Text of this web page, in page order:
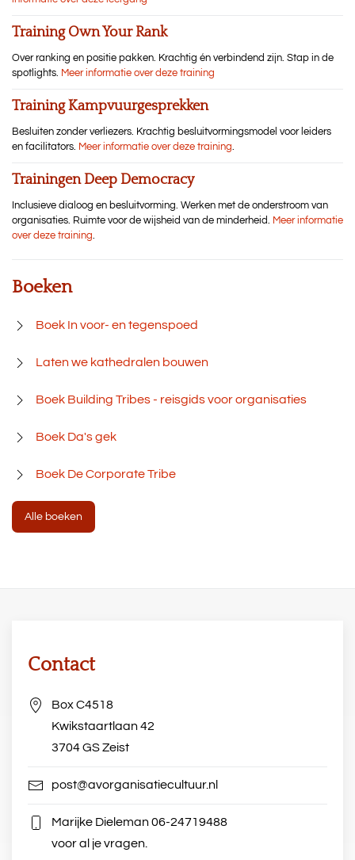
Training Own Your Rank
Over ranking en positie pakken. Krachtig én verbindend zijn. Stap in de
spotlights. Meer informatie over deze training
Training Kampvuurgesprekken
Besluiten zonder verliezers. Krachtig besluitvormingsmodel voor leiders
en facilitators. Meer informatie over deze training
Trainingen Deep Democracy
Inclusieve dialoog en besluitvorming. Werken met de onderstroom van
organisaties. Ruimte voor de wijsheid van de minderheid. Meer informatie
over deze training
Boeken
Boek In voor- en tegenspoed
Laten we kathedralen bouwen
Boek Building Tribes - reisgids voor organisaties
Boek Da's gek
Boek De Corporate Tribe
Alle boeken
Contact
Box C4518
Kwikstaartlaan 42
3704 GS Zeist
post@avorganisatiecultuur.nl
Marijke Dieleman06-24719488
voor al je vragen.